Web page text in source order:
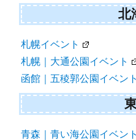
北
札幌イベント
札幌｜大通公園イベント
函館｜五稜郭公園イベント
青森｜青い海公園イベント